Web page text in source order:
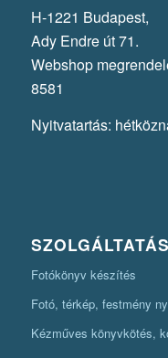
H-1221 Budapest,
Ady Endre út 71.
Webshop
8581
Nyitvatartás:
Fotókönyv készítés
Fotó, térkép, festmény
Kézműves könyvkötés,